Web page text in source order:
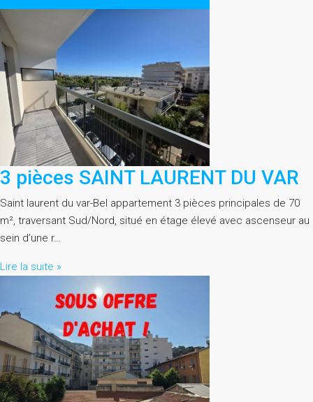
3 pièces SAINT LAURENT DU VAR
Saint laurent du var-Bel appartement 3 pièces principales de 70
m², traversant Sud/Nord, situé en étage élevé avec ascenseur au
sein d’une r…
Lire la suite »